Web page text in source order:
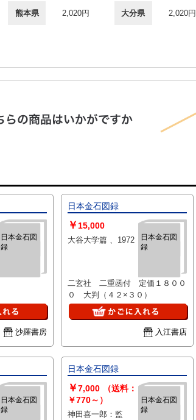
熊本県 2,020円 大分県 2,020円
日本金石図
録
沙羅書房
日本金石図録
日本金石図
録
￥ 15,000
大谷大学篇 、1972
二玄社 二重函付 定価１８００
０ 大判（４２×３０）
入江書店
日本金石図
録
日本金石図録
日本金石図
録
￥7,000
（送料：
￥770～）
神田喜一郎：監